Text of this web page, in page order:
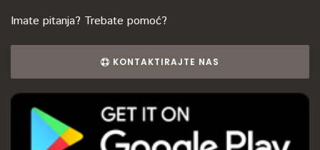
Imate pitanja? Trebate pomoć?
KONTAKTIRAJTE NAS